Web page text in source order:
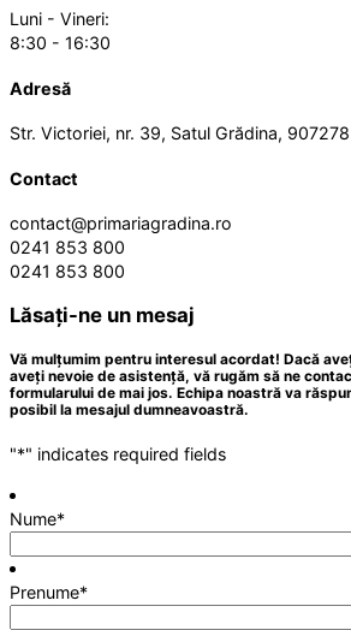
Luni - Vineri:
8:30 - 16:30
Adresă
Str. Victoriei, nr. 39, Satul Grădina, 907278
Contact
contact@primariagradina.ro
0241 853 800
0241 853 800
Lăsați-ne un mesaj
Vă mulțumim pentru interesul acordat! Dacă
aveți nevoie de asistență, vă rugăm să ne
formularului de mai jos. Echipa noastră va
posibil la mesajul dumneavoastră.
"*" indicates required fields
Nume*
Prenume*